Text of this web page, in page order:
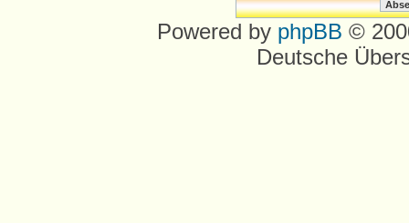
Powered by phpBB ©
Deutsche